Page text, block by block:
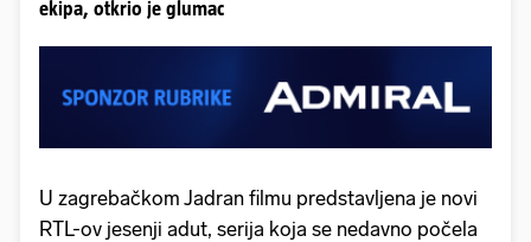
ekipa, otkrio je glumac
U zagrebačkom Jadran filmu predstavljena je novi
RTL-ov jesenji adut, serija koja se nedavno počela